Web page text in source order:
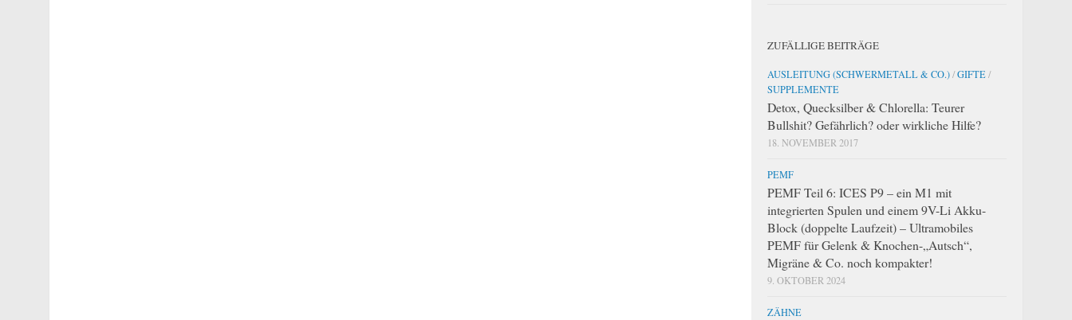
ZUFÄLLIGE BEITRÄGE
AUSLEITUNG (SCHWERMETALL & CO.)/GIFTE/
SUPPLEMENTE
Detox, Quecksilber & Chlorella: Teurer
Bullshit? Gefährlich? oder wirkliche Hilfe?
18. NOVEMBER 2017
PEMF
PEMF Teil 6: ICES P9 – ein M1 mit
integrierten Spulen und einem 9V-Li Akku-
Block (doppelte Laufzeit) – Ultramobiles
PEMF für Gelenk & Knochen-„Autsch“,
Migräne & Co. noch kompakter!
9. OKTOBER 2024
ZÄHNE